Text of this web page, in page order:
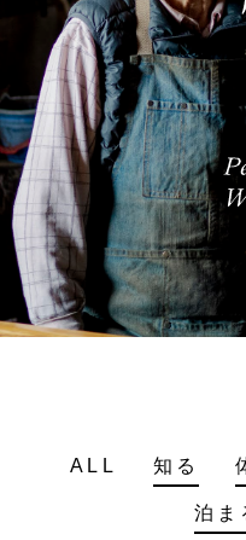
ALL 知る
泊ま